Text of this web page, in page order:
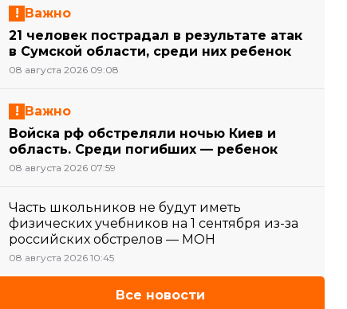
Важно
21 человек пострадал в результате атак
в Сумской области, среди них ребенок
08 августа 2026 09:08
Важно
Войска рф обстреляли ночью Киев и
область. Среди погибших — ребенок
08 августа 2026 07:59
Часть школьников не будут иметь
физических учебников на 1 сентября из-за
российских обстрелов — МОН
08 августа 2026 10:45
Все новости